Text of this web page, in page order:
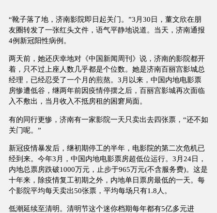
“靴子落了地，济南影院即日起关门。”3月30日，董文欣在朋
友圈转发了一张红头文件，语气平静地说道。当天，济南通报
4例新冠阳性病例。
两天前，她还庆幸地对《中国新闻周刊》说，济南的影院都开
着，只不过上座人数几乎都是个位数。她是济南百丽宫影城总
经理，已经忍受了一个月的煎熬。3月以来，中国内地电影票
房惨遭低谷，继两年前因疫情停摆之后，百丽宫影城再次面临
入不敷出，当月收入不抵房租的困窘局面。
有的同行更惨，济南有一家影院一天只卖出去四张票，“还不如
关门呢。”
新冠疫情暴发后，继初期停工的半年，电影院的第二次危机已
经到来。今年3月，中国内地电影票房超低位运行。3月24日，
内地总票房跌破1000万元，止步于965万元(不含服务费)。这是
十年来，除疫情复工初期之外，内地单日票房最低的一天。每
个影院平均每天卖出50张票，平均每场只有1.8人。
低潮延续至清明。清明节这个迷你档期每年都有5亿多元进